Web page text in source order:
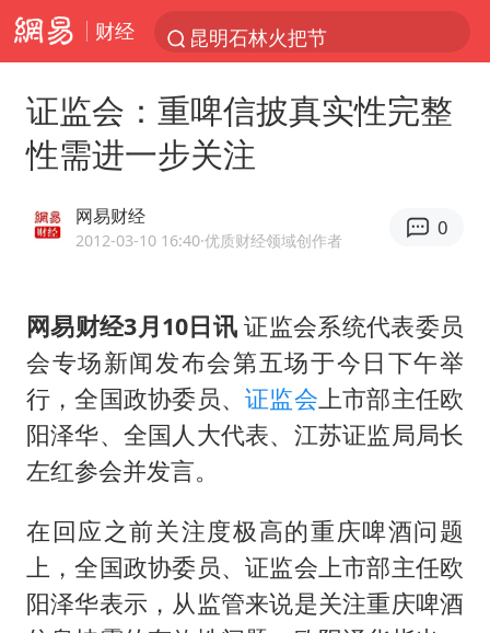
财经
昆明石林火把节
我国编制完成新版全月地质图
80后女柜员逆袭成4200亿银行副行长
扎哈罗娃批广岛市长不提美国原子弹
泰国一女公务员妆容引争议 本人回应
多地要求领导干部带头休假
女子利用漏洞0元薅走3000多件家电
首次证实！“胶球”存在
村民谈“梅姨”：叫的其实是“媒姨”
关之琳否认与27岁模特的恋情
奋进开新局 实干挑大梁
证监会：重啤信披真实性完整
性需进一步关注
网易财经
2012-03-10 16:40·优质财经领域创作者
0
网易财经3月10日讯 证监会系统代表委员
会专场新闻发布会第五场于今日下午举
行，全国政协委员、证监会上市部主任欧
阳泽华、全国人大代表、江苏证监局局长
左红参会并发言。
在回应之前关注度极高的重庆啤酒问题
上，全国政协委员、证监会上市部主任欧
阳泽华表示，从监管来说是关注重庆啤酒